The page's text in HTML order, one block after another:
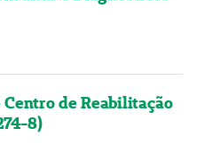
de Reabilitação
8)